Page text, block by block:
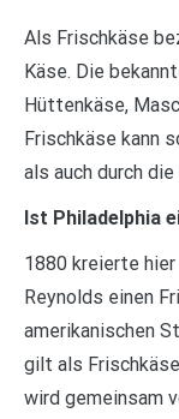
Als Frischkäse
Käse. Die
Hüttenkäse,
Frischkäse kann
als auch durch
Ist Philadelphia
1880 kreierte
Reynolds einen
amerikanischen
gilt als
wird gemeinsam